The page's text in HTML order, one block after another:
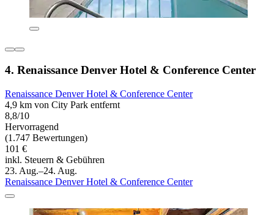
4. Renaissance Denver Hotel & Conference Center
Renaissance Denver Hotel & Conference Center
4,9 km von City Park entfernt
8,8/10
Hervorragend
(1.747 Bewertungen)
101 €
inkl. Steuern & Gebühren
23. Aug.–24. Aug.
Renaissance Denver Hotel & Conference Center